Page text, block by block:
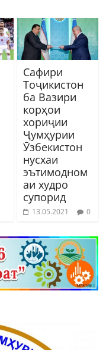
Сафири
Тоҷикистон
ба Вазири
корҳои
хориҷии
Ҷумҳурии
Ӯзбекистон
нусхаи
эътимодном
аи худро
супорид
13.05.2021 0